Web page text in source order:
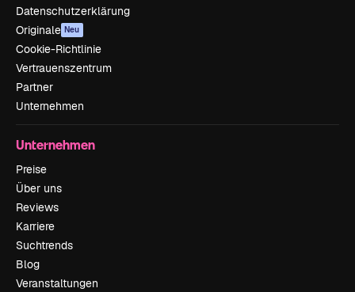
Datenschutzerklärung
Originale Neu
Cookie-Richtlinie
Vertrauenszentrum
Partner
Unternehmen
Unternehmen
Preise
Über uns
Reviews
Karriere
Suchtrends
Blog
Veranstaltungen